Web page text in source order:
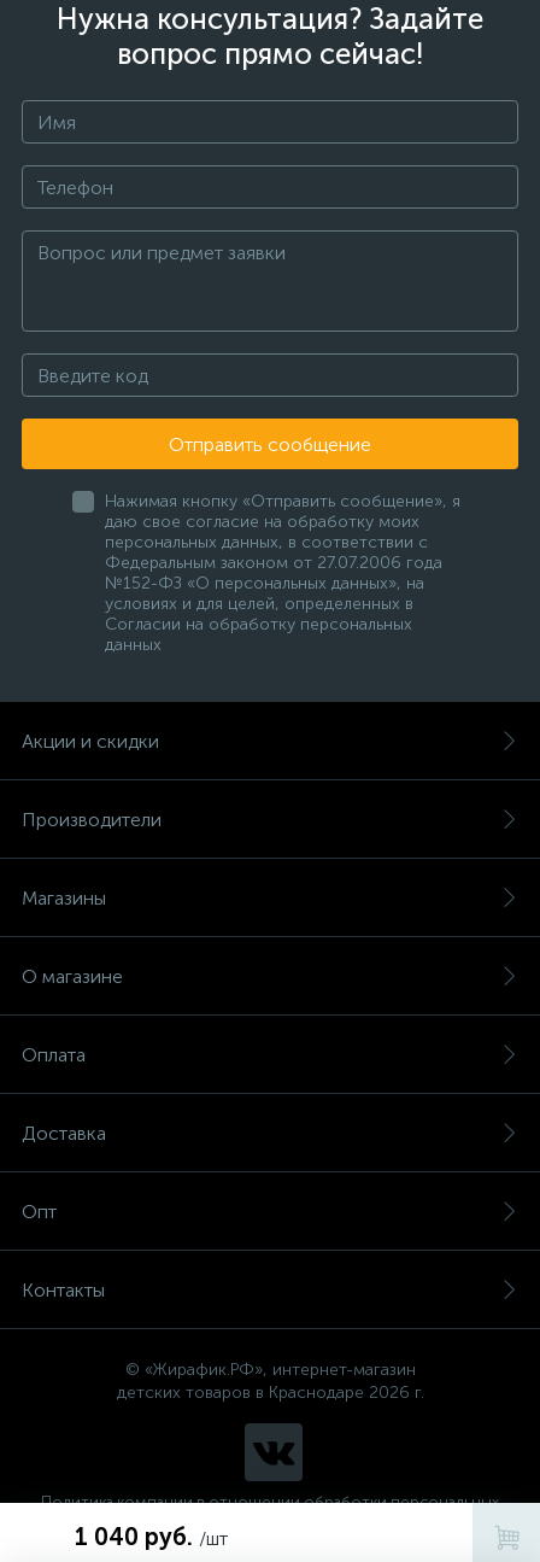
1 040 руб. /шт
Нужна консультация? Задайте
вопрос прямо сейчас!
Отправить сообщение
Нажимая кнопку «Отправить сообщение», я
даю свое согласие на обработку моих
персональных данных, в соответствии с
Федеральным законом от 27.07.2006 года
№152-ФЗ «О персональных данных», на
условиях и для целей, определенных в
Согласии на обработку персональных
данных
Акции и скидки
Производители
Магазины
О магазине
Оплата
Доставка
Опт
Контакты
© «Жирафик.РФ», интернет-магазин
детских товаров в Краснодаре 2026 г.
Политика компании в отношении обработки персональных